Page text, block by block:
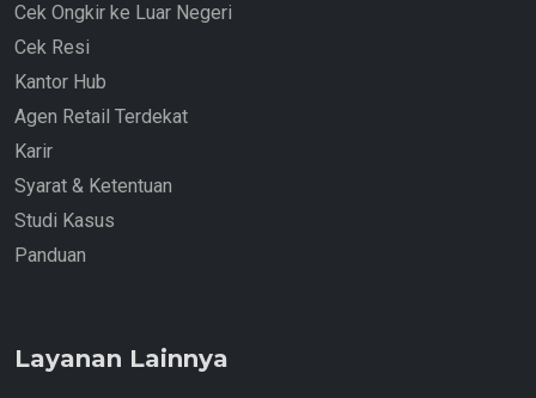
Cek Ongkir ke Luar Negeri
Cek Resi
Kantor Hub
Agen Retail Terdekat
Karir
Syarat & Ketentuan
Studi Kasus
Panduan
Layanan Lainnya